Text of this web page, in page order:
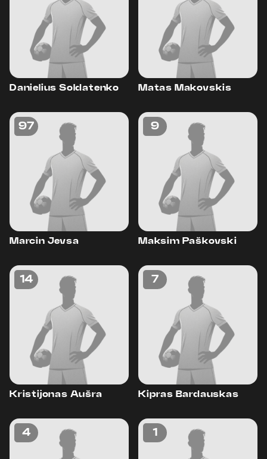
Danielius Soldatenko Matas Makovskis
97
Marcin Jevsa
9
Maksim Paškovski
14
Kristijonas Aušra
7
Kipras Bardauskas
4 1